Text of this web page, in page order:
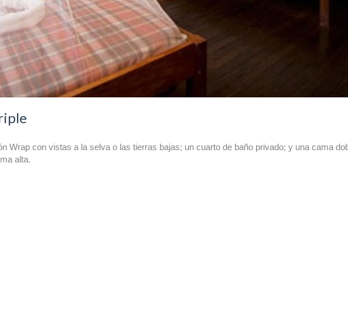
Wrap con vistas a la selva o las tierras bajas; un cuarto de baño privado; y una cama
alta.